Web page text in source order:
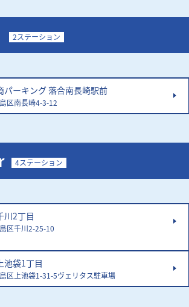
2ステーション
パーキング 落合南長崎駅前
区南長崎4-3-12
4ステーション
川2丁目
区千川2-25-10
池袋1丁目
区上池袋1-31-5ヴェリタス駐車場